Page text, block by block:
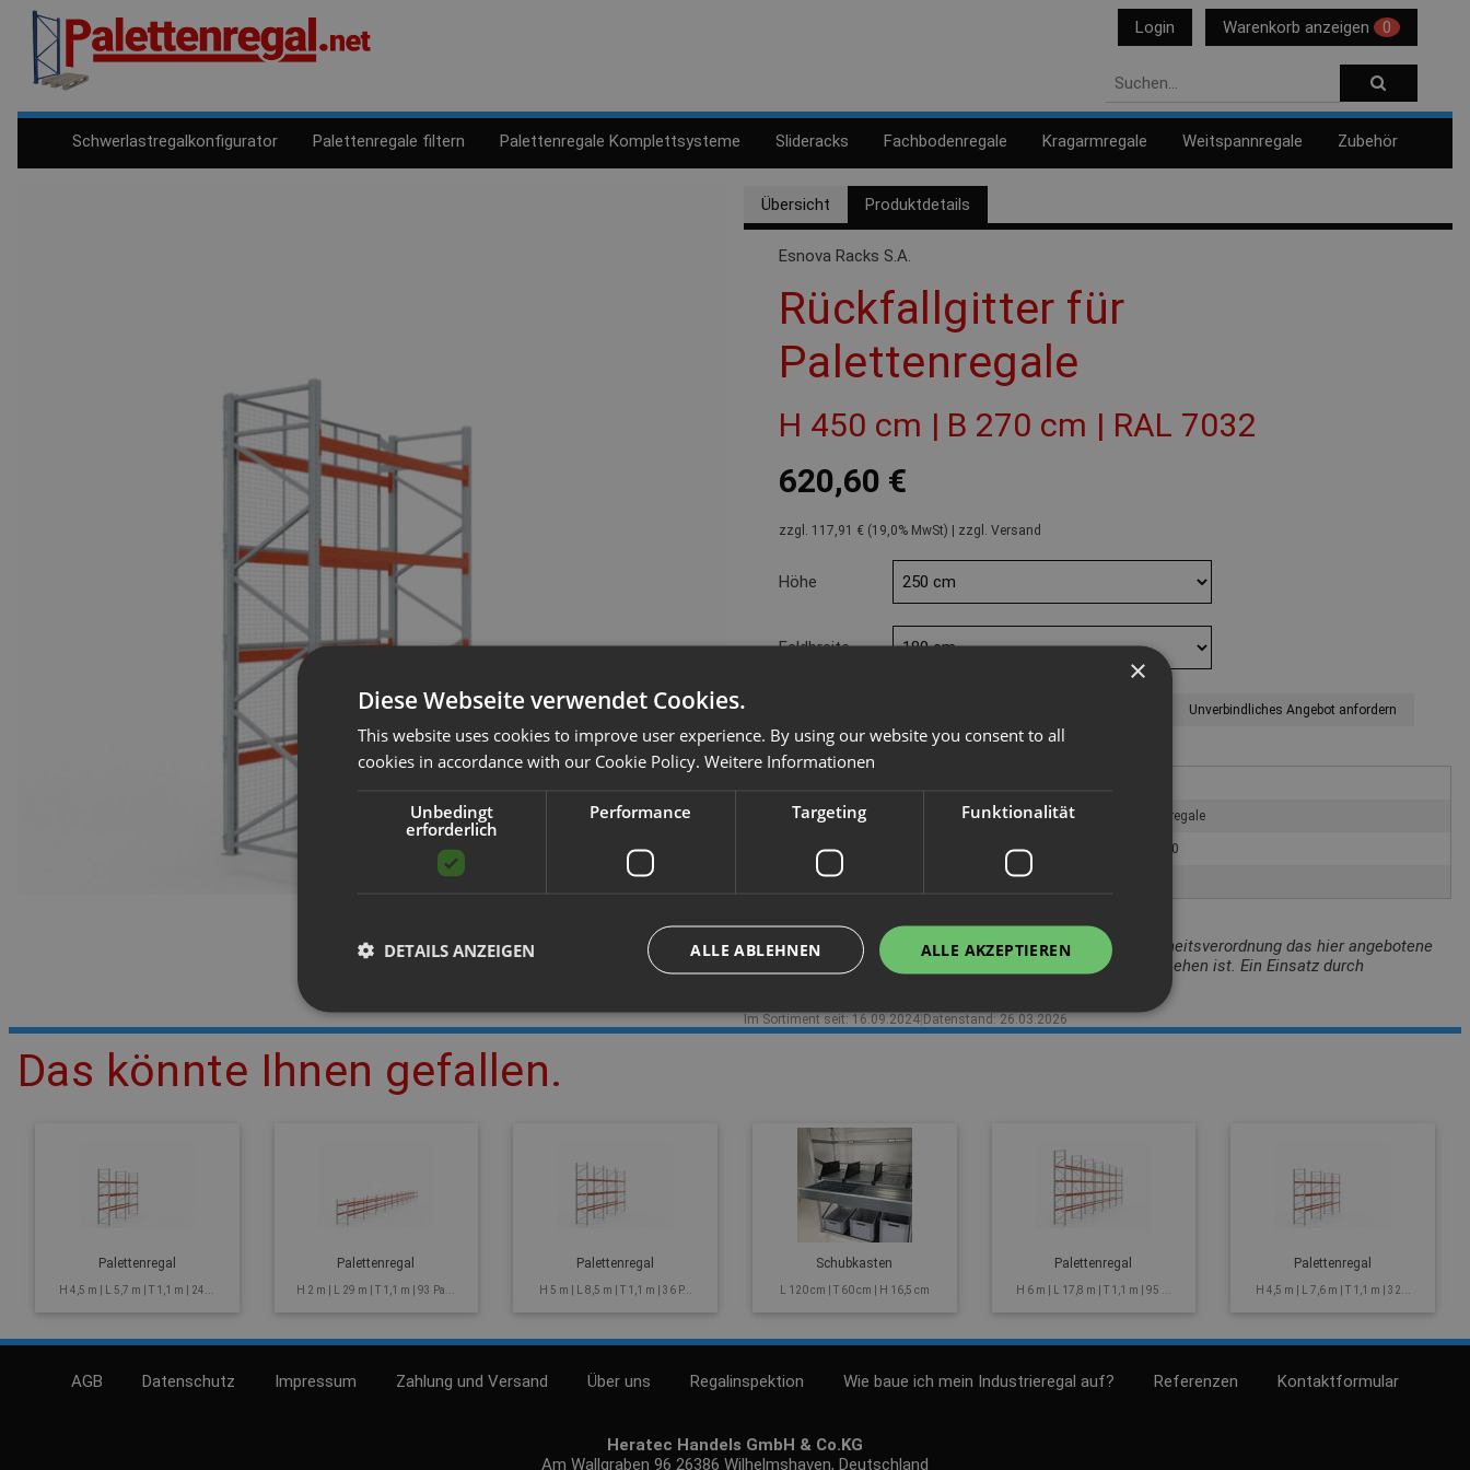
Login Warenkorb anzeigen 0
Schwerlastregalkonfigurator Palettenregale filtern Palettenregale Komplettsysteme Slideracks Fachbodenregale Kragarmregale Weitspannregale Zubehör
Übersicht Produktdetails
Esnova Racks S.A.
Rückfallgitter für
Palettenregale
H 450 cm | B 270 cm | RAL 7032
620,60 €
zzgl. 117,91 € (19,0% MwSt) | zzgl. Versand
Höhe
Feldbreite
Unverbindliches Angebot anfordern
Kategorie / Typ Zubehör für Palettenregale
Artikelnummer PREN-BG-RFG-450270
Wir weisen darauf hin, dass in Bezug auf die Produktsicherheitsverordnung das hier angebotene
Produkt ausschließlich für den gewerblichen Einsatz vorgesehen ist. Ein Einsatz durch
Im Sortiment seit: 16.09.2024| Datenstand: 26.03.2026
Das könnte Ihnen gefallen.
Palettenregal
H 4,5 m | L 5,7 m | T 1,1 m | 24...
Palettenregal
H 2 m | L 29 m | T 1,1 m | 93 Pa...
Palettenregal
H 5 m | L 8,5 m | T 1,1 m | 36 P...
Schubkasten
L 120 cm | T 60 cm | H 16,5 cm
Palettenregal
H 6 m | L 17,8 m | T 1,1 m | 95 ...
Palettenregal
H 4,5 m | L 7,6 m | T 1,1 m | 32...
AGB Datenschutz Impressum Zahlung und Versand Über uns Regalinspektion Wie baue ich mein Industrieregal auf? Referenzen Kontaktformular
Heratec Handels GmbH & Co.KG
Am Wallgraben 96 26386 Wilhelmshaven, Deutschland
×
Diese Webseite verwendet Cookies.
This website uses cookies to improve user experience. By using our website you consent to all
cookies in accordance with our Cookie Policy. Weitere Informationen
Unbedingt
erforderlich
Performance Targeting Funktionalität
ALLE AKZEPTIEREN
ALLE ABLEHNEN
DETAILS ANZEIGEN